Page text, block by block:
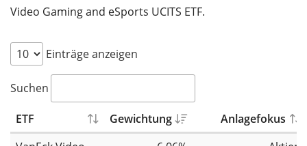
Video Gaming and eSports UCITS ETF.
Einträge anzeigen
Suchen
ETF Gewichtung
Anlagefokus